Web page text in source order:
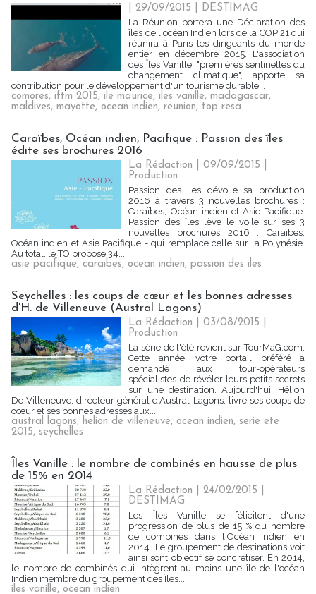
| 29/09/2015
DESTIMAG
La Réunion portera une Déclaration des
îles de l'océan Indien lors de la COP 21 qui
réunira à Paris les dirigeants du monde
entier en décembre 2015. L'association
des Îles Vanille, "premières sentinelles du
changement climatique", apporte sa
contribution pour le développement d'un tourisme durable...
comores, iftm 2015, ile maurice, iles vanille, madagascar,
maldives, mayotte, ocean indien, reunion, top resa
Caraïbes, Océan indien, Pacifique : Passion des îles
édite ses brochures 2016
La Rédaction | 09/09/2015
Production
Passion des Iles dévoile sa production
2016 à travers 3 nouvelles brochures :
Caraïbes, Océan indien et Asie Pacifique.
Passion des îles lève le voile sur ses 3
nouvelles brochures 2016 : Caraïbes,
Océan indien et Asie Pacifique - qui remplace celle sur la Polynésie.
Au total, le TO propose 34...
asie pacifique, caraibes, ocean indien, passion des iles
Seychelles : les coups de cœur et les bonnes adresses
d'H. de Villeneuve (Austral Lagons)
La Rédaction | 03/08/2015
Production
La série de l'été revient sur TourMaG.com.
Cette année, votre portail préféré a
demandé aux tour-opérateurs
spécialistes de révéler leurs petits secrets
sur une destination. Aujourd'hui, Hélion
De Villeneuve, directeur général d'Austral Lagons, livre ses coups de
cœur et ses bonnes adresses aux...
austral lagons, helion de villeneuve, ocean indien, serie ete
2015, seychelles
Îles Vanille : le nombre de combinés en hausse de plus
de 15% en 2014
La Rédaction | 24/02/2015
DESTIMAG
Les Îles Vanille se félicitent d'une
progression de plus de 15 % du nombre
de combinés dans l'Océan Indien en
2014. Le groupement de destinations voit
ainsi sont objectif se concrétiser. En 2014,
le nombre de combinés qui intègrent au moins une île de l'océan
Indien membre du groupement des Îles...
iles vanille, ocean indien